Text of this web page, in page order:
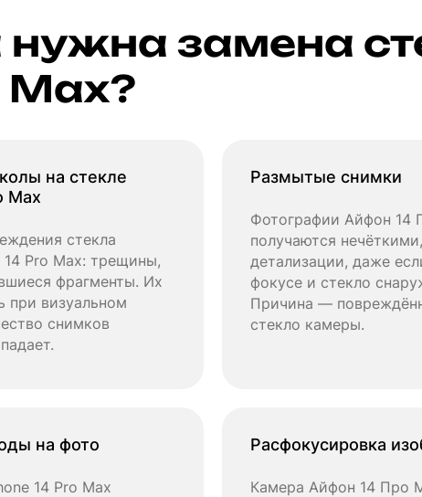
нужна замена
Max?
на стекле
Max
стекла
Pro Max: трещины,
фрагменты. Их
при визуальном
снимков
Размытые снимки
Фотографии Айфон 14
получаются
детализации, даже
фокусе и стекло
Причина —
стекло камеры.
на фото
14 Pro Max
Расфокусировка
Камера Айфон 14 Про